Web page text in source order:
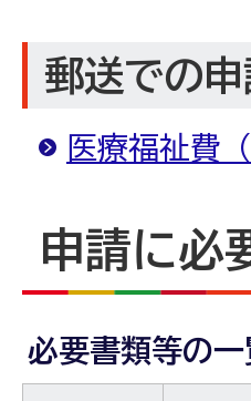
郵送での
医療福祉費
申請に必
必要書類等の一